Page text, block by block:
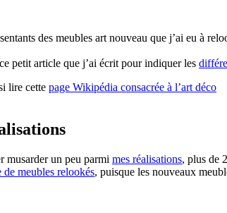
des meubles art nouveau que j’ai eu à
petit article que j’ai écrit pour indiquer les
lire cette page Wikipédia consacrée à l’art déco
musarder un peu parmi mes réalisations, plus de
de meubles relookés, puisque les nouveaux